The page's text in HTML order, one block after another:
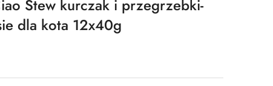
Stew kurczak i przegrzebki-
dla kota 12x40g